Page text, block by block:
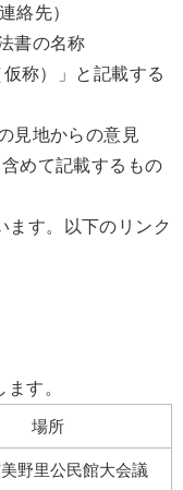
絡先）
書の名称
称）」と記載する
見地からの意見
めて記載するもの
す。以下のリンク
す。
場所
野里公民館大会議